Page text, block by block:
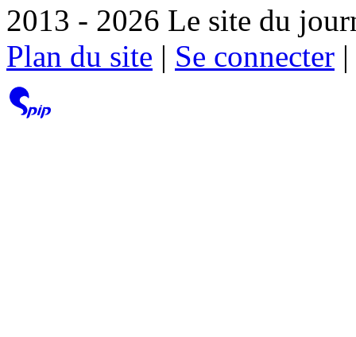
2013 - 2026 Le site du
Plan du site | Se connecter |